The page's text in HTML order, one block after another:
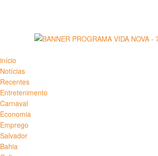
início
Notícias
Recentes
Entretenimento
Carnaval
Economia
Emprego
Salvador
Bahia